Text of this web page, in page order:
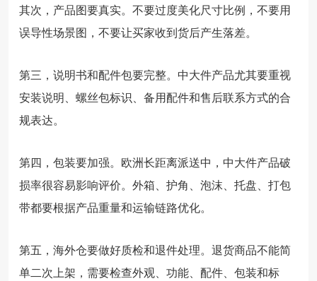
其次，产品图要真实。不要过度美化尺寸比例，不要用
误导性场景图，不要让买家收到货后产生落差。
第三，说明书和配件包要完整。中大件产品尤其要重视
安装说明、螺丝包标识、备用配件和售后联系方式的合
规表达。
第四，包装要加强。欧洲长距离派送中，中大件产品破
损率很容易影响评价。外箱、护角、泡沫、托盘、打包
带都要根据产品重量和运输链路优化。
第五，海外仓要做好质检和退件处理。退货商品不能简
单二次上架，需要检查外观、功能、配件、包装和标